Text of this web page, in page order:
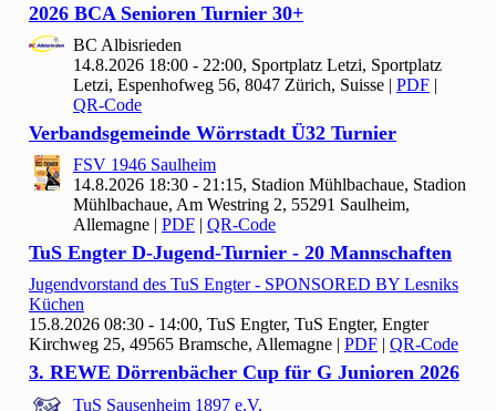
2026 BCA Senioren Turnier 30+
BC Albisrieden
14.8.2026 18:00 - 22:00, Sportplatz Letzi, Sportplatz
Letzi, Espenhofweg 56, 8047 Zürich, Suisse | PDF |
QR-Code
Verbandsgemeinde Wörrstadt Ü32 Turnier
FSV 1946 Saulheim
14.8.2026 18:30 - 21:15, Stadion Mühlbachaue, Stadion
Mühlbachaue, Am Westring 2, 55291 Saulheim,
Allemagne | PDF | QR-Code
TuS Engter D-Jugend-Turnier - 20 Mannschaften
Jugendvorstand des TuS Engter - SPONSORED BY Lesniks
Küchen
15.8.2026 08:30 - 14:00, TuS Engter, TuS Engter, Engter
Kirchweg 25, 49565 Bramsche, Allemagne
PDF QR-Code
3. REWE Dörrenbächer Cup für G Junioren 2026
TuS Sausenheim 1897 e.V.